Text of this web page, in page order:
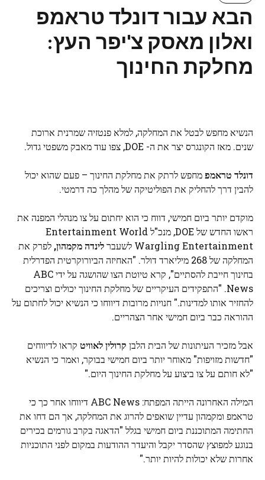
הבא עבור דונלד טראמפ
ואלון מאסק צ'יפר העץ:
מחלקת החינוך
הנשיא מחפש לבטל את המחלקה, למלא פנטזיה שמרנית ארוכת
שנים. מאז הקונגרס יצר את ה- DOE, צפו עוד מאבק משפטי גדול.
דונלד טראמפמחפש לרתק את מחלקת החינוך – פעם שהוא יכול
להבין דרך להחליק את הפוליטיקה של מהלך כה דרמטי.
מוקדם יותר ביום חמישי, דווח כי הוא יחתום על צו מנהלי המפנה את
ראשו החדש של DOE, מנכ"ל Entertainment World
Wargling Entertainment לשעבר
לינדה מקמהון, לפרק את
המחלקה של 268 מיליארד דולר. "האחיזה הביורוקרטית הפדרלית
בחינוך חייבת להסתיים", קרא טיוטת הצו שהושגה על ידי ABC
News. "התפקידים העיקריים של מחלקת החינוך יכולים וצריכים
להחזיר אותו למדינות." חנויות מרובות דיווחו כי הנשיא יכול לחתום על
ההוראה כבר ביום חמישי אחר הצהריים.
אבל מזכיר העיתונות של הבית הלבן קרולין לאוויט קראו לדיווחים
"חדשות מזויפות" מאוחר יותר ביום חמישי בבוקר, ואמר כי הנשיא
"לא חותם על צו ביצוע על מחלקת החינוך היום."
המילה האחרונה הייתה המפתח: ABC News דיווחו אחר כך כי
טראמפ ומקמהון עדיין שואפים להרוג את המחלקה, אך הם דחו את
החתימה המתוכננת ביום חמישי בגלל "הדאגה בקרב גורמים בכירים
בנוגע למפוצץ שהסדר יקבל והיעדר ההודעות במקום לפני התוכניות
אחרות שלא יכולות להיות יותר."